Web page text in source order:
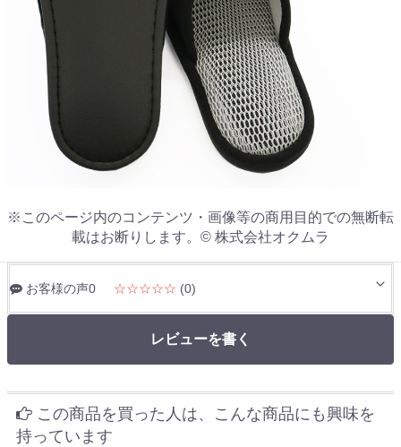
※このページ内のコンテンツ・画像等の商用目的での無断転
載はお断りします。© 株式会社オクムラ
お客様の声0 ☆☆☆☆☆ (0)
レビューを書く
この商品を買った人は、こんな商品にも興味を
持っています